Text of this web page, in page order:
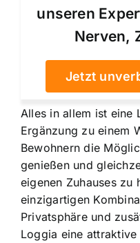
unseren
Nerven,
Jetzt
Alles in allem ist eine
Ergänzung zu einem
Bewohnern die
genießen und
eigenen Zuhauses zu
einzigartigen
Privatsphäre und
Loggia eine